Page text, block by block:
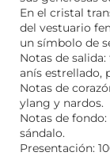
En el cristal
del vestuario
un símbolo de
Notas de
anís estrellado,
Notas de
ylang y nardos.
Notas de
sándalo.
Presentación: